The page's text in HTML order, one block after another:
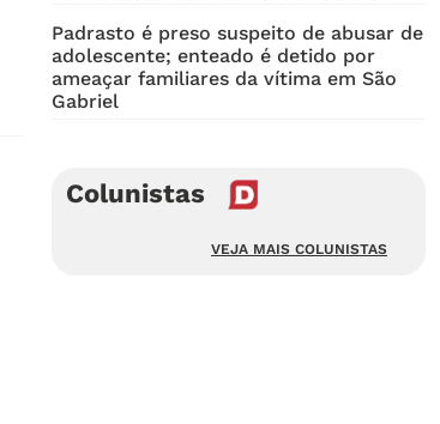
Padrasto é preso suspeito de abusar de
adolescente; enteado é detido por
ameaçar familiares da vítima em São
Gabriel
Colunistas
VEJA MAIS COLUNISTAS